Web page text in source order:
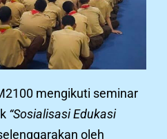
mengikuti seminar
“Sosialisasi Edukasi
oleh